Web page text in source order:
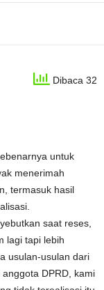
Dibaca 32
untuk
menerimah
termasuk hasil
saat reses,
lagi tapi lebih
usulan-usulan dari
DPRD, kami